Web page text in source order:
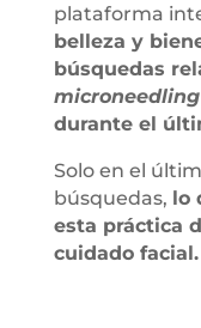
plataforma
belleza y
búsquedas
microneedling
durante el
Solo en el
búsquedas, lo
esta práctica
cuidado facial.